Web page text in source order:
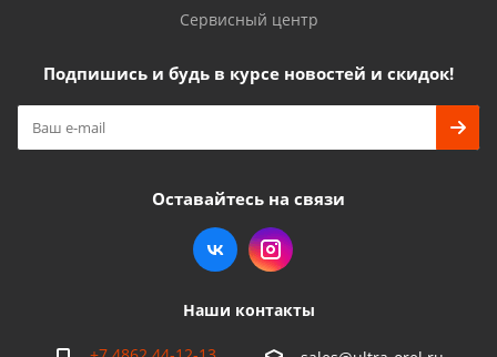
Сервисный центр
Подпишись и будь в курсе новостей и скидок!
Оставайтесь на связи
Наши контакты